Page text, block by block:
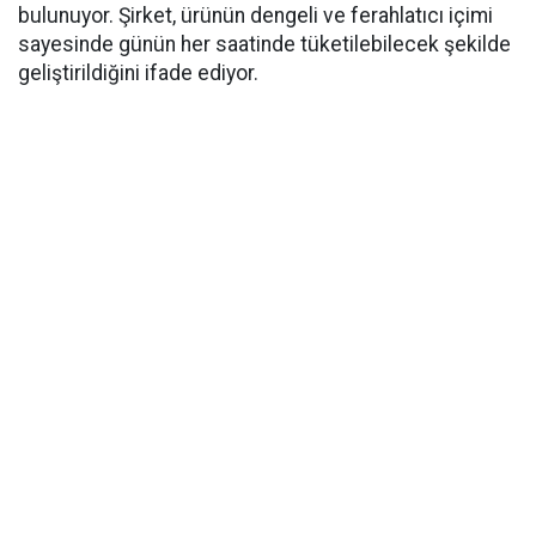
bulunuyor. Şirket, ürünün dengeli ve ferahlatıcı içimi
sayesinde günün her saatinde tüketilebilecek şekilde
geliştirildiğini ifade ediyor.